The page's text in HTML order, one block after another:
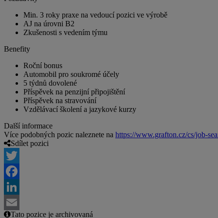
Min. 3 roky praxe na vedoucí pozici ve výrobě
AJ na úrovni B2
Zkušenosti s vedením týmu
Benefity
Roční bonus
Automobil pro soukromé účely
5 týdnů dovolené
Příspěvek na penzijní připojištění
Příspěvek na stravování
Vzdělávací školení a jazykové kurzy
Další informace
Více podobných pozic naleznete na https://www.grafton.cz/cs/job-
Sdílet pozici
Twitter
Facebook
LinkedIn
Tato pozice je archivovaná